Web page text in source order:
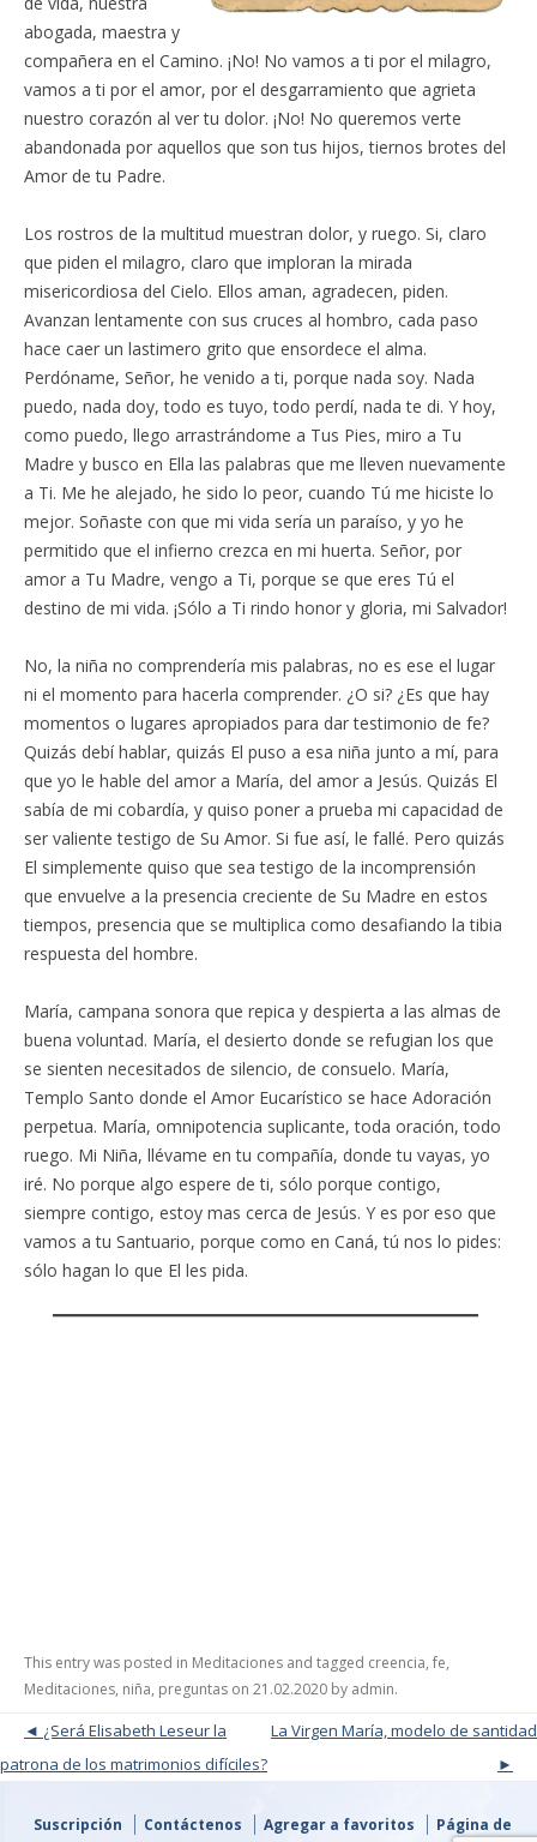
abogada, maestra y
compañera en el Camino. ¡No! No vamos a ti por el milagro,
vamos a ti por el amor, por el desgarramiento que agrieta
nuestro corazón al ver tu dolor. ¡No! No queremos verte
abandonada por aquellos que son tus hijos, tiernos brotes del
Amor de tu Padre.
Los rostros de la multitud muestran dolor, y ruego. Si, claro
que piden el milagro, claro que imploran la mirada
misericordiosa del Cielo. Ellos aman, agradecen, piden.
Avanzan lentamente con sus cruces al hombro, cada paso
hace caer un lastimero grito que ensordece el alma.
Perdóname, Señor, he venido a ti, porque nada soy. Nada
puedo, nada doy, todo es tuyo, todo perdí, nada te di. Y hoy,
como puedo, llego arrastrándome a Tus Pies, miro a Tu
Madre y busco en Ella las palabras que me lleven nuevamente
a Ti. Me he alejado, he sido lo peor, cuando Tú me hiciste lo
mejor. Soñaste con que mi vida sería un paraíso, y yo he
permitido que el infierno crezca en mi huerta. Señor, por
amor a Tu Madre, vengo a Ti, porque se que eres Tú el
destino de mi vida. ¡Sólo a Ti rindo honor y gloria, mi Salvador!
No, la niña no comprendería mis palabras, no es ese el lugar
ni el momento para hacerla comprender. ¿O si? ¿Es que hay
momentos o lugares apropiados para dar testimonio de fe?
Quizás debí hablar, quizás El puso a esa niña junto a mí, para
que yo le hable del amor a María, del amor a Jesús. Quizás El
sabía de mi cobardía, y quiso poner a prueba mi capacidad de
ser valiente testigo de Su Amor. Si fue así, le fallé. Pero quizás
El simplemente quiso que sea testigo de la incomprensión
que envuelve a la presencia creciente de Su Madre en estos
tiempos, presencia que se multiplica como desafiando la tibia
respuesta del hombre.
María, campana sonora que repica y despierta a las almas de
buena voluntad. María, el desierto donde se refugian los que
se sienten necesitados de silencio, de consuelo. María,
Templo Santo donde el Amor Eucarístico se hace Adoración
perpetua. María, omnipotencia suplicante, toda oración, todo
ruego. Mi Niña, llévame en tu compañía, donde tu vayas, yo
iré. No porque algo espere de ti, sólo porque contigo,
siempre contigo, estoy mas cerca de Jesús. Y es por eso que
vamos a tu Santuario, porque como en Caná, tú nos lo pides:
sólo hagan lo que El les pida.
This entry was posted in Meditaciones and tagged creencia, fe,
Meditaciones, niña, preguntas on 21.02.2020 by admin.
Post navigation La Virgen María, modelo de santidad
¿Será Elisabeth Leseur la
patrona de los matrimonios difíciles?
Suscripción Contáctenos Agregar a favoritos Página de